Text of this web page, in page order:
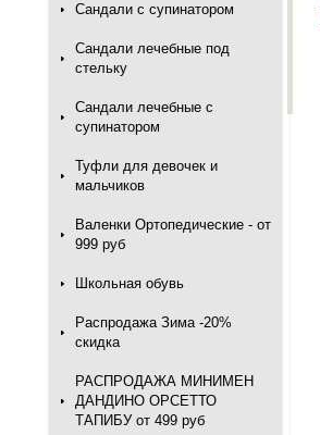
Сандали с супинатором
Сандали лечебные под
стельку
Сандали лечебные с
супинатором
Туфли для девочек и
мальчиков
Валенки Ортопедические - от
999 руб
Школьная обувь
Распродажа Зима -20%
скидка
РАСПРОДАЖА МИНИМЕН
ДАНДИНО ОРСЕТТО
ТАПИБУ от 499 руб